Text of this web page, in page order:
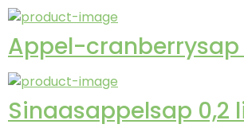
Appel-cranberrysap
Sinaasappelsap 0,2